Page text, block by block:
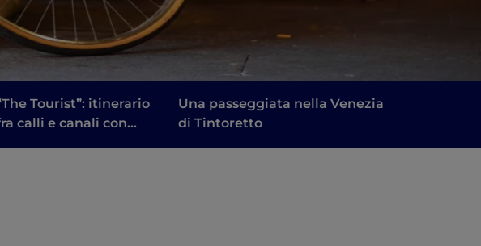
Tourist”: itinerario
calli e canali con
Una passeggiata nella Venezia
di Tintoretto